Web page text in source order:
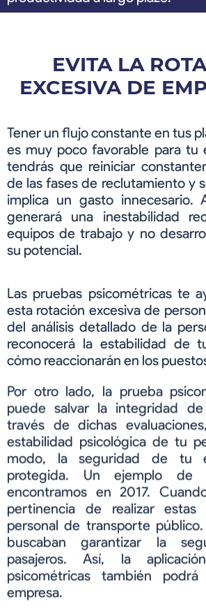
EVITA LA
EXCESIVA DE
Tener un flujo constante en tus
es muy poco favorable para tu
tendrás que reiniciar
de las fases de reclutamiento y
implica un gasto innecesario.
generará una inestabilidad
equipos de trabajo y no
su potencial.
Las pruebas psicométricas te
esta rotación excesiva de
del análisis detallado de la
reconocerá la estabilidad de
cómo reaccionarán en los
Por otro lado, la prueba
puede salvar la integridad
través de dichas
estabilidad psicológica de tu
modo, la seguridad de tu
protegida. Un ejemplo
encontramos en 2017.
pertinencia de realizar estas
personal de transporte
buscaban garantizar la
pasajeros. Así, la
psicométricas también
empresa.